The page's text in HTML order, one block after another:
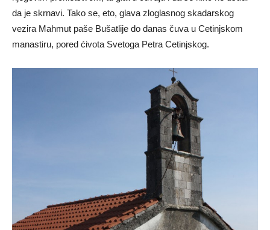
da je skrnavi. Tako se, eto, glava zloglasnog skadarskog
vezira Mahmut paše Bušatlije do danas čuva u Cetinjskom
manastiru, pored ćivota Svetoga Petra Cetinjskog.